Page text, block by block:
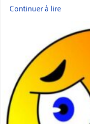
Continuer à lire« Plantage
mon
thème »